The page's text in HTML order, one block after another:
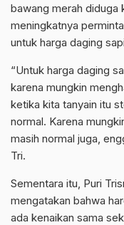
bawang merah diduga
meningkatnya
untuk harga daging
“Untuk harga daging
karena mungkin
ketika kita tanyain itu
normal. Karena
masih normal juga,
Tri.
Sementara itu, Puri
mengatakan bahwa
ada kenaikan sama